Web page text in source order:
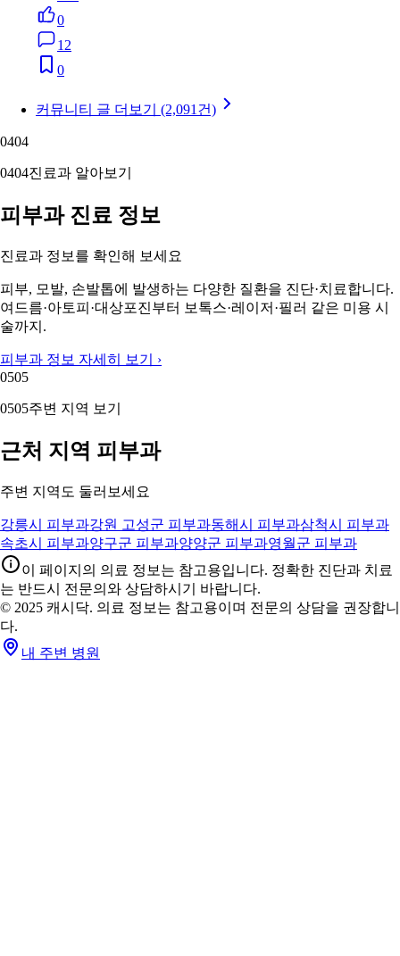
0
12
0
커뮤니티 글 더보기 (2,091건)
0404
0404진료과 알아보기
피부과 진료 정보
진료과 정보를 확인해 보세요
피부, 모발, 손발톱에 발생하는 다양한 질환을 진단·치료합니다.
여드름·아토피·대상포진부터 보톡스·레이저·필러 같은 미용 시
술까지.
피부과 정보 자세히 보기 ›
0505
0505주변 지역 보기
근처 지역 피부과
주변 지역도 둘러보세요
강릉시 피부과강원 고성군 피부과동해시 피부과삼척시 피부과
속초시 피부과양구군 피부과양양군 피부과영월군 피부과
이 페이지의 의료 정보는 참고용입니다. 정확한 진단과 치료
는 반드시 전문의와 상담하시기 바랍니다.
© 2025 캐시닥. 의료 정보는 참고용이며 전문의 상담을 권장합니
다.
내 주변 병원